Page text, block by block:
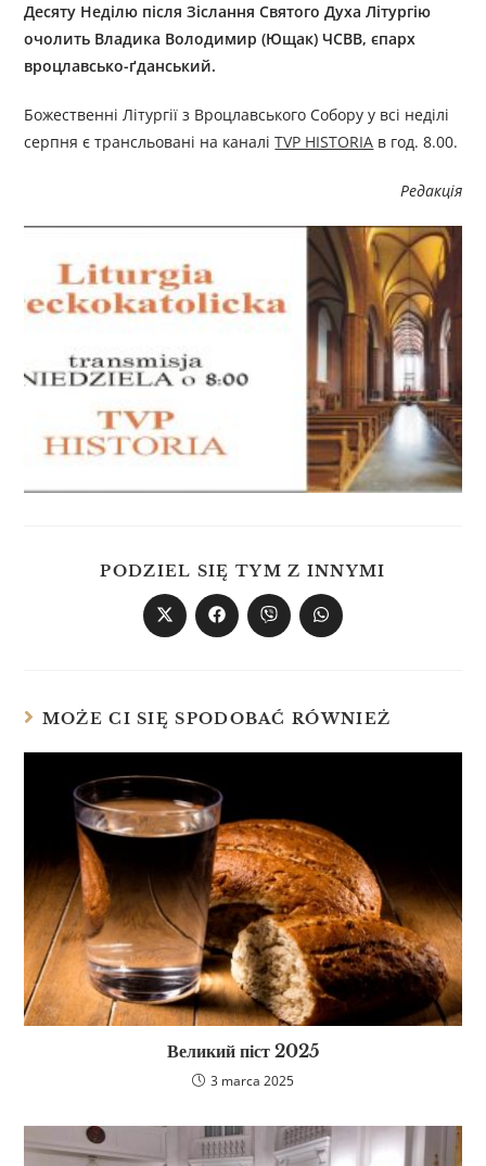
Десяту Неділю після Зіслання Святого Духа Літургію
очолить Владика Володимир (Ющак) ЧСВВ, єпарх
вроцлавсько-ґданський.
Божественні Літургії з Вроцлавського Собору у всі неділі
серпня є трансльовані на каналіTVP HISTORIA в год. 8.00.
Редакція
PODZIEL SIĘ TYM Z INNYMI
MOŻE CI SIĘ SPODOBAĆ RÓWNIEŻ
Великий піст 2025
3 marca 2025